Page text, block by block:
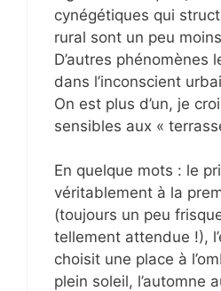
cynégétiques qui
rural sont un peu
D’autres phénomènes
dans l’inconscient
On est plus d’un, je
sensibles aux «
En quelque mots : le
véritablement à la
(toujours un peu
tellement attendue !),
choisit une place à
plein soleil, l’automne